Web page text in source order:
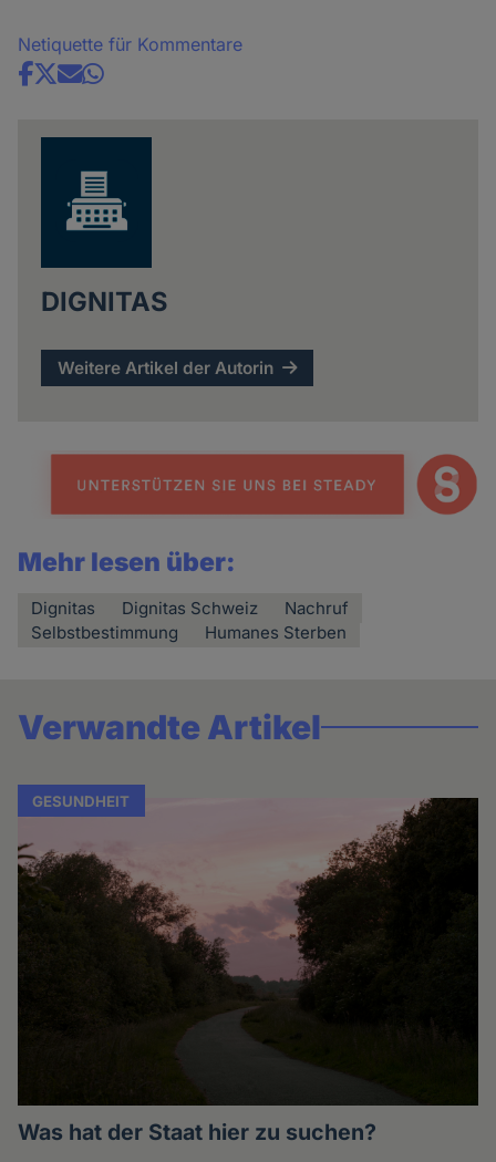
Netiquette für Kommentare
Share
DIGNITAS
Weitere Artikel der Autorin
Mehr lesen über:
Dignitas Dignitas Schweiz
Nachruf
Selbstbestimmung
Humanes Sterben
Verwandte Artikel
GESUNDHEIT
Was hat der Staat hier zu suchen?